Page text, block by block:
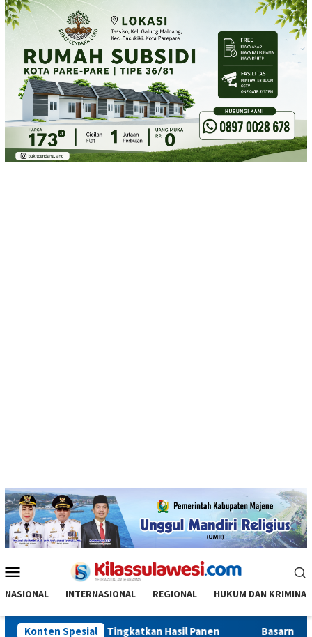
Loncat
ke
Mobile
NASIONAL INTERNASIONAL REGIONAL HUKUM DAN KRIMINAL
Konten Spesial
Tingkatkan Hasil Panen Basarnas Anugerahi